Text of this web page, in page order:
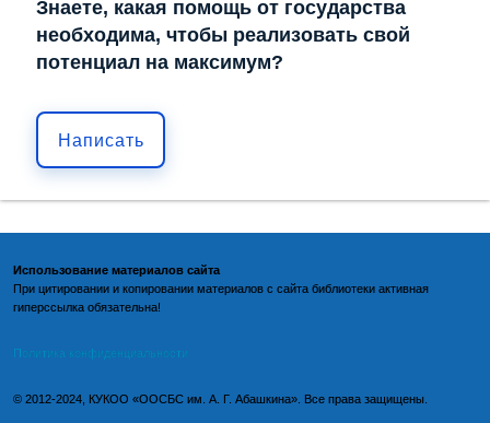
Знаете, какая помощь от государства
необходима, чтобы реализовать свой
потенциал на максимум?
Написать
Использование материалов сайта
При цитировании и копировании материалов с сайта библиотеки активная
гиперссылка обязательна!
По литика конфиденциальности
©️ 2012-2024, КУКОО «ООСБС им. А. Г. Абашкина». Все права защищены.